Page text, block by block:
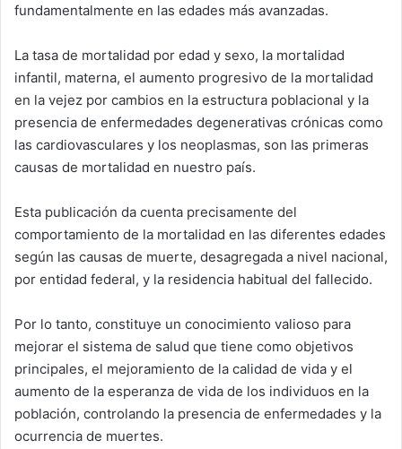
fundamentalmente en las edades más avanzadas.
La tasa de mortalidad por edad y sexo, la mortalidad
infantil, materna, el aumento progresivo de la mortalidad
en la vejez por cambios en la estructura poblacional y la
presencia de enfermedades degenerativas crónicas como
las cardiovasculares y los neoplasmas, son las primeras
causas de mortalidad en nuestro país.
Esta publicación da cuenta precisamente del
comportamiento de la mortalidad en las diferentes edades
según las causas de muerte, desagregada a nivel nacional,
por entidad federal, y la residencia habitual del fallecido.
Por lo tanto, constituye un conocimiento valioso para
mejorar el sistema de salud que tiene como objetivos
principales, el mejoramiento de la calidad de vida y el
aumento de la esperanza de vida de los individuos en la
población, controlando la presencia de enfermedades y la
ocurrencia de muertes.